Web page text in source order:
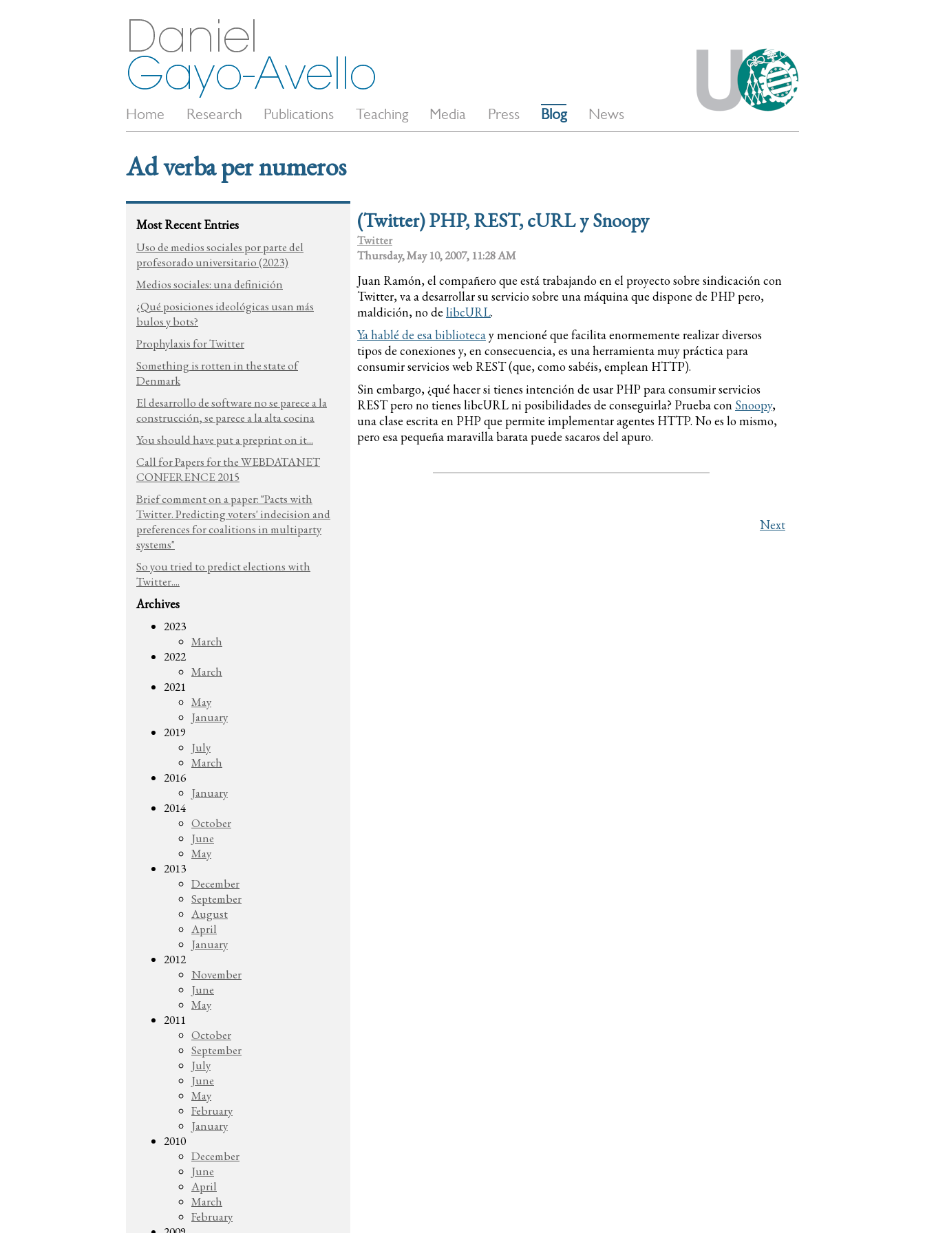
Home Research Publications Teaching Media Press Blog News
Ad verba per numeros
Most Recent Entries
Uso de medios sociales por parte del
profesorado universitario (2023)
Medios sociales: una definición
¿Qué posiciones ideológicas usan más
bulos y bots?
Prophylaxis for Twitter
Something is rotten in the state of
Denmark
El desarrollo de software no se parece a la
construcción, se parece a la alta cocina
You should have put a preprint on it...
Call for Papers for the WEBDATANET
CONFERENCE 2015
Brief comment on a paper: "Pacts with
Twitter. Predicting voters' indecision and
preferences for coalitions in multiparty
systems"
So you tried to predict elections with
Twitter....
Archives
2023
March
2022
March
2021
May
January
2019
July
March
2016
January
2014
October
June
May
2013
December
September
August
April
January
2012
November
June
May
2011
October
September
July
June
May
February
January
2010
December
June
April
March
February
(Twitter) PHP, REST, cURL y Snoopy
Twitter
Thursday, May 10, 2007, 11:28 AM
Juan Ramón, el compañero que está trabajando en el proyecto sobre sindicación con
Twitter, va a desarrollar su servicio sobre una máquina que dispone de PHP pero,
maldición, no de libcURL.
Ya hablé de esa bibliotecay mencioné que facilita enormemente realizar diversos
tipos de conexiones y, en consecuencia, es una herramienta muy práctica para
consumir servicios web REST (que, como sabéis, emplean HTTP).
Sin embargo, ¿qué hacer si tienes intención de usar PHP para consumir servicios
REST pero no tienes libcURL ni posibilidades de conseguirla? Prueba con Snoopy,
una clase escrita en PHP que permite implementar agentes HTTP. No es lo mismo,
pero esa pequeña maravilla barata puede sacaros del apuro.
Next